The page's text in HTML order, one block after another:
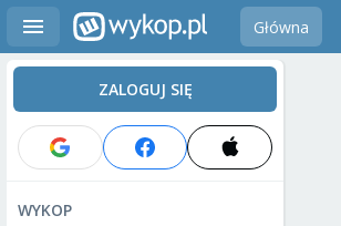
Główna
ZALOGUJ SIĘ
WYKOP